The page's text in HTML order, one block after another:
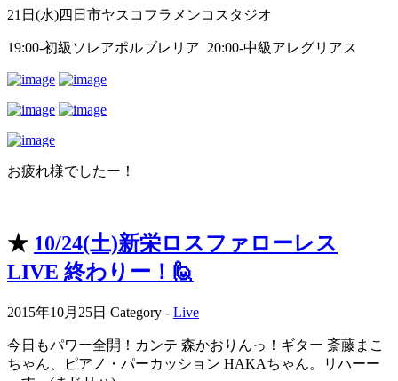
21日(水)四日市ヤスコフラメンコスタジオ
19:00-初級ソレアポルブレリア 20:00-中級アレグリアス
お疲れ様でしたー！
★ 10/24(土)新栄ロスファローレス
LIVE 終わりー！🙋
2015年10月25日 Category - Live
今日もパワー全開！カンテ 森かおりんっ！ギター 斎藤まこ
ちゃん、ピアノ・パーカッション HAKAちゃん。リハーー